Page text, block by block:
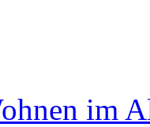
im